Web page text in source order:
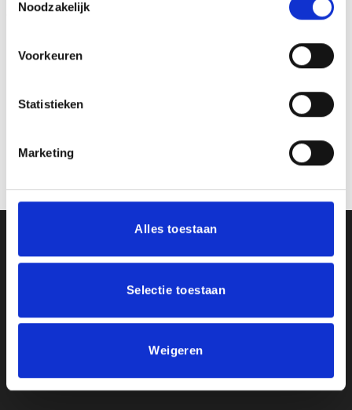
Noodzakelijk
Voorkeuren
Statistieken
Marketing
Alles toestaan
Selectie toestaan
Weigeren
(65x65x40 mm)
Toevoegen aan
Marmer Blok M412
(75x75x20 mm)
Toevoegen aan
Van Zanden Sportprijzen
4901KM Oosterhout